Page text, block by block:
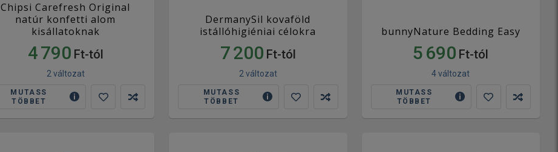
Chipsi Carefresh Original
natúr konfetti alom
kisállatoknak
4 790 Ft-tól
2 változat
MUTASS
TÖBBET
DermanySil kovaföld
istállóhigiéniai célokra
7 200 Ft-tól
2 változat
MUTASS
TÖBBET
bunnyNature Bedding Easy
5 690 Ft-tól
4 változat
MUTASS
TÖBBET